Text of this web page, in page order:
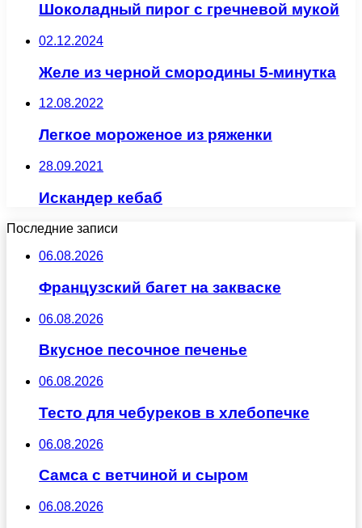
Шоколадный пирог с гречневой мукой
02.12.2024
Желе из черной смородины 5-минутка
12.08.2022
Легкое мороженое из ряженки
28.09.2021
Искандер кебаб
Последние записи
06.08.2026
Французский багет на закваске
06.08.2026
Вкусное песочное печенье
06.08.2026
Тесто для чебуреков в хлебопечке
06.08.2026
Самса с ветчиной и сыром
06.08.2026